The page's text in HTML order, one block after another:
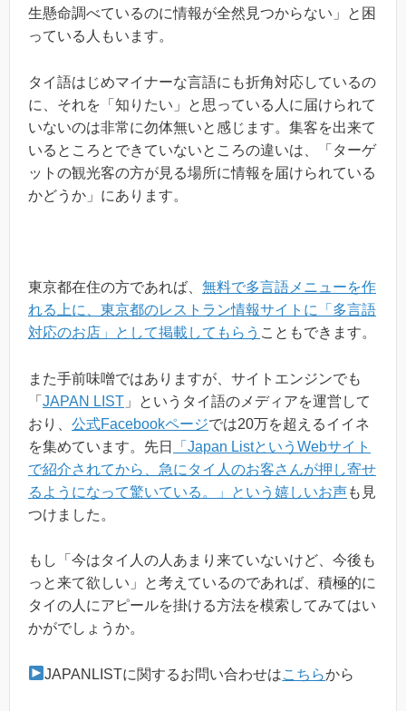
生懸命調べているのに情報が全然見つからない」と困
っている人もいます。
タイ語はじめマイナーな言語にも折角対応しているの
に、それを「知りたい」と思っている人に届けられて
いないのは非常に勿体無いと感じます。集客を出来て
いるところとできていないところの違いは、「ターゲ
ットの観光客の方が見る場所に情報を届けられている
かどうか」にあります。
東京都在住の方であれば、 無料で多言語メニューを作
れる上に、東京都のレストラン情報サイトに「多言語
対応のお店」として掲載してもらう こともできます。
また手前味噌ではありますが、サイトエンジンでも
「 JAPAN LIST 」というタイ語のメディアを運営して
おり、 公式Facebookページでは20万を超えるイイネ
を集めています。先日
「Japan ListというWebサイト
で紹介されてから、急にタイ人のお客さんが押し寄せ
るようになって驚いている。」という嬉しいお声も見
つけました。
もし「今はタイ人の人あまり来ていないけど、今後も
っと来て欲しい」と考えているのであれば、積極的に
タイの人にアピールを掛ける方法を模索してみてはい
かがでしょうか。
JAPANLISTに関するお問い合わせはこちらから